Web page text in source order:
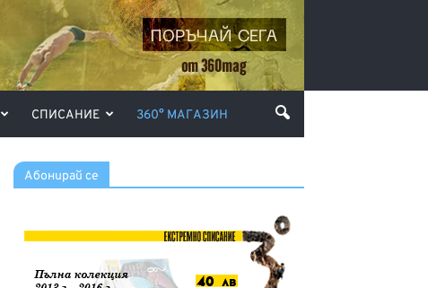
СПИСАНИЕ 360° МАГАЗИН
Абонирай се